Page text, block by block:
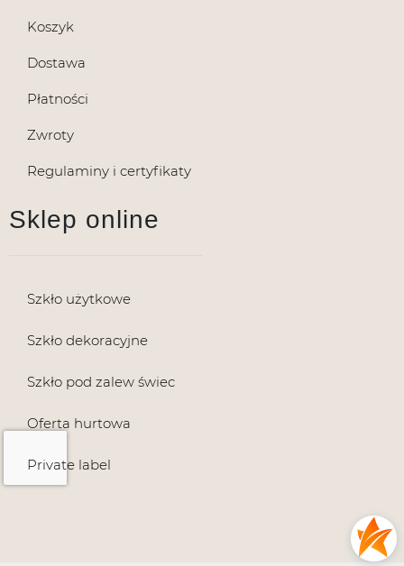
Koszyk
Dostawa
Płatności
Zwroty
Regulaminy i certyfikaty
Sklep online
Szkło użytkowe
Szkło dekoracyjne
Szkło pod zalew świec
Oferta hurtowa
Private label